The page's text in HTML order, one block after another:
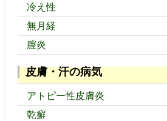
冷え性
無月経
膣炎
皮膚・汗の病気
アトピー性皮膚炎
乾癬